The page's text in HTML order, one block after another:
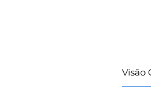
Visão